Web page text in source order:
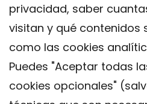
privacidad, saber
visitan y qué contenidos
como las cookies
Puedes "Aceptar todas
cookies opcionales"